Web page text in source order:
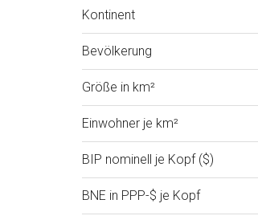
Kontinent
Bevölkerung
Größe in km²
Einwohner je km²
BIP nominell je Kopf ($)
BNE in PPP-$ je Kopf